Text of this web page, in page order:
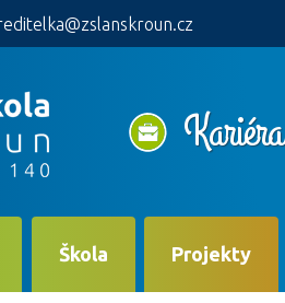
Kariéra
Škola Projekty